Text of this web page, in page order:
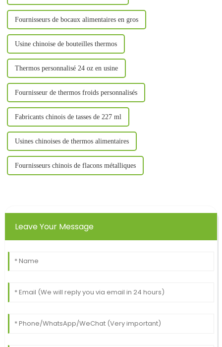
Fournisseurs de bocaux alimentaires en gros
Usine chinoise de bouteilles thermos
Thermos personnalisé 24 oz en usine
Fournisseur de thermos froids personnalisés
Fabricants chinois de tasses de 227 ml
Usines chinoises de thermos alimentaires
Fournisseurs chinois de flacons métalliques
Leave Your Message